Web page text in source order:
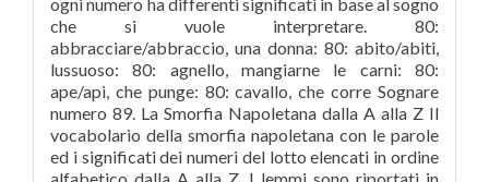
che si vuole interpretare. 80:
abbracciare/abbraccio, una donna: 80: abito/abiti,
lussuoso: 80: agnello, mangiarne le carni: 80:
ape/api, che punge: 80: cavallo, che corre Sognare
numero 89. La Smorfia Napoletana dalla A alla Z Il
vocabolario della smorfia napoletana con le parole
ed i significati dei numeri del lotto elencati in ordine